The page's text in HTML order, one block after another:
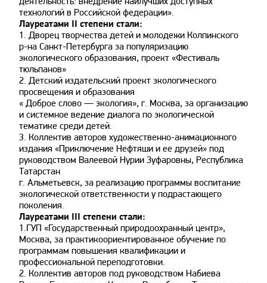
технологий в Российской федерации».
Лауреатами II степени стали:
1. Дворец творчества детей и молодежи Колпинского
р-на Санкт-Петербурга за популяризацию
экологического образования, проект «Фестиваль
тюльпанов»
2. Детский издательский проект экологического
просвещения и образования
« Доброе слово — экология», г. Москва, за организацию
и системное ведение диалога по экологической
тематике среди детей.
3. Коллектив авторов художественно-анимационного
издания «Приключение Нефтяши и ее друзей» под
руководством Валеевой Нурии Зуфаровны, Республика
Татарстан
г. Альметьевск, за реализацию программы воспитание
экологической ответственности у подрастающего
поколения.
Лауреатами III степени стали:
1.ГУП «Государственный природоохранный центр»,
Москва, за практикоориентированное обучение по
программам повышения квалификации и
профессиональной переподготовки.
2. Коллектив авторов под руководством Набиева